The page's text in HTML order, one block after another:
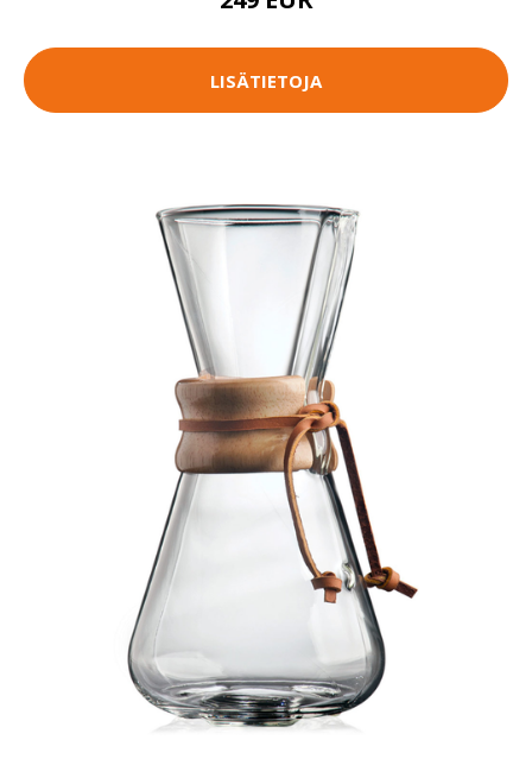
LISÄTIETOJA